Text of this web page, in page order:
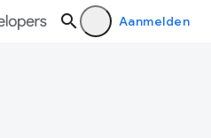
Aanmelden